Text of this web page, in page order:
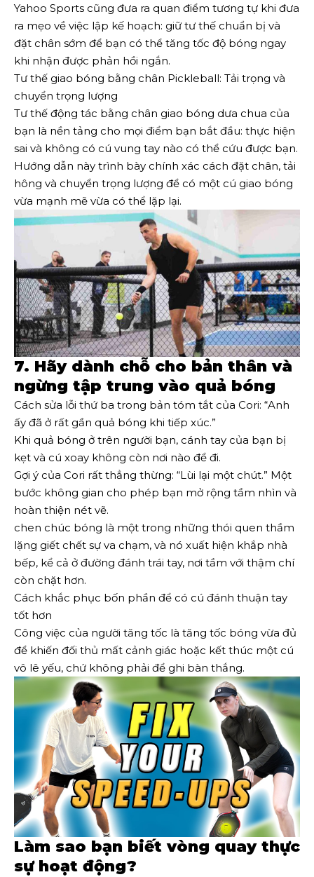
Yahoo Sports cũng đưa ra quan điểm tương tự khi đưa
ra mẹo về việc lập kế hoạch: giữ tư thế chuẩn bị và
đặt chân sớm để bạn có thể tăng tốc độ bóng ngay
khi nhận được phản hồi ngắn.
Tư thế giao bóng bằng chân Pickleball: Tải trọng và
chuyển trọng lượng
Tư thế động tác bằng chân giao bóng dưa chua của
bạn là nền tảng cho mọi điểm bạn bắt đầu: thực hiện
sai và không có cú vung tay nào có thể cứu được bạn.
Hướng dẫn này trình bày chính xác cách đặt chân, tải
hông và chuyển trọng lượng để có một cú giao bóng
vừa mạnh mẽ vừa có thể lặp lại.
7. Hãy dành chỗ cho bản thân và
ngừng tập trung vào quả bóng
Cách sửa lỗi thứ ba trong bản tóm tắt của Cori: “Anh
ấy đã ở rất gần quả bóng khi tiếp xúc.”
Khi quả bóng ở trên người bạn, cánh tay của bạn bị
kẹt và cú xoay không còn nơi nào để đi.
Gợi ý của Cori rất thẳng thừng: “Lùi lại một chút.” Một
bước không gian cho phép bạn mở rộng tầm nhìn và
hoàn thiện nét vẽ.
chen chúc bóng là một trong những thói quen thầm
lặng giết chết sự va chạm, và nó xuất hiện khắp nhà
bếp, kể cả ở đường đánh trái tay, nơi tầm với thậm chí
còn chặt hơn.
Cách khắc phục bốn phần để có cú đánh thuận tay
tốt hơn
Công việc của người tăng tốc là tăng tốc bóng vừa đủ
để khiến đối thủ mất cảnh giác hoặc kết thúc một cú
vô lê yếu, chứ không phải để ghi bàn thắng.
Làm sao bạn biết vòng quay thực
sự hoạt động?